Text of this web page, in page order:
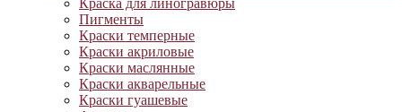
Краска для линогравюры
Пигменты
Краски темперные
Краски акриловые
Краски маслянные
Краски акварельные
Краски гуашевые